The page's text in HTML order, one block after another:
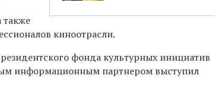
также
киноотрасли.
фонда культурных инициатив
информационным партнером выступил